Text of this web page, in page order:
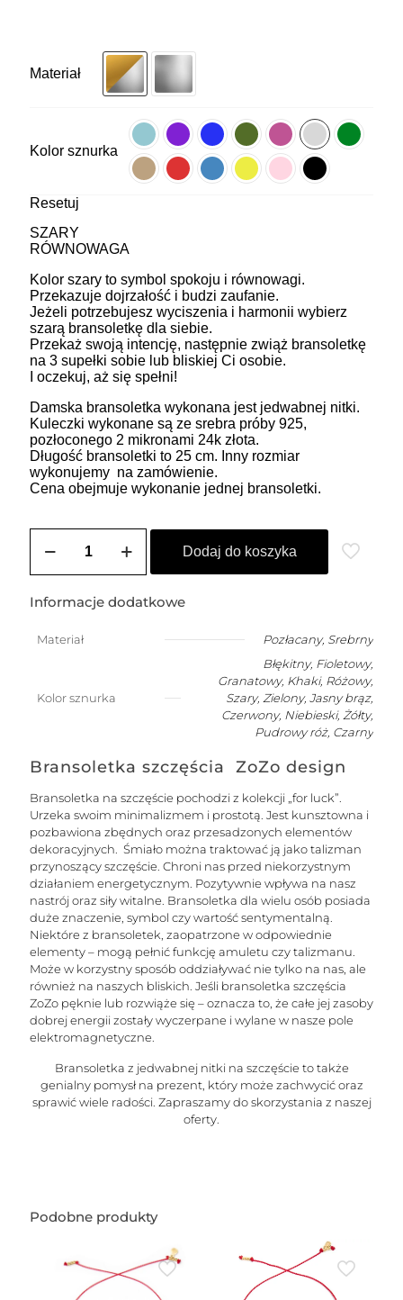
Materiał
Kolor sznurka
Resetuj
SZARY
RÓWNOWAGA
Kolor szary to symbol spokoju i równowagi.
Przekazuje dojrzałość i budzi zaufanie.
Jeżeli potrzebujesz wyciszenia i harmonii wybierz
szarą bransoletkę dla siebie.
Przekaż swoją intencję, następnie zwiąż bransoletkę
na 3 supełki sobie lub bliskiej Ci osobie.
I oczekuj, aż się spełni!
Damska bransoletka wykonana jest jedwabnej nitki.
Kuleczki wykonane są ze srebra próby 925,
pozłoconego 2 mikronami 24k złota.
Długość bransoletki to 25 cm. Inny rozmiar
wykonujemy na zamówienie.
Cena obejmuje wykonanie jednej bransoletki.
Bransoletka
szczęście
kuleczkami
Dodaj do koszyka
Informacje dodatkowe
Materiał Pozłacany, Srebrny
Kolor sznurka
Błękitny, Fioletowy,
Granatowy, Khaki, Różowy,
Szary, Zielony, Jasny brąz,
Czerwony, Niebieski, Żółty,
Pudrowy róż, Czarny
Bransoletka szczęścia ZoZo design
Bransoletka na szczęście pochodzi z kolekcji „for luck”.
Urzeka swoim minimalizmem i prostotą. Jest kunsztowna i
pozbawiona zbędnych oraz przesadzonych elementów
dekoracyjnych. Śmiało można traktować ją jako talizman
przynoszący szczęście. Chroni nas przed niekorzystnym
działaniem energetycznym. Pozytywnie wpływa na nasz
nastrój oraz siły witalne. Bransoletka dla wielu osób posiada
duże znaczenie, symbol czy wartość sentymentalną.
Niektóre z bransoletek, zaopatrzone w odpowiednie
elementy – mogą pełnić funkcję amuletu czy talizmanu.
Może w korzystny sposób oddziaływać nie tylko na nas, ale
również na naszych bliskich. Jeśli bransoletka szczęścia
ZoZo pęknie lub rozwiąże się – oznacza to, że całe jej zasoby
dobrej energii zostały wyczerpane i wylane w nasze pole
elektromagnetyczne.
Bransoletka z jedwabnej nitki na szczęście to także
genialny pomysł na prezent, który może zachwycić oraz
sprawić wiele radości. Zapraszamy do skorzystania z naszej
oferty.
Podobne produkty